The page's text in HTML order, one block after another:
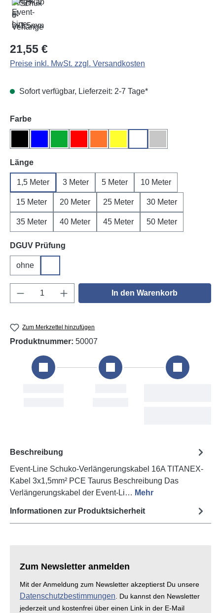
Regulärer Preis:
21,55 €
Preise inkl. MwSt. zzgl. Versandkosten
Sofort verfügbar, Lieferzeit: 2-7 Tage*
Farbeauswählen
Längeauswählen
1,5 Meter 3 Meter 5 Meter 10 Meter
15 Meter 20 Meter 25 Meter 30 Meter
35 Meter 40 Meter 45 Meter 50 Meter
DGUV Prüfung
ohne
Produkt Anzahl: Gib den gewünschten
In den Warenkorb
Zum Merkzettel hinzufügen
Produktnummer: 50007
Beschreibung
Event-Line Schuko-Verlängerungskabel 16A TITANEX-
Kabel 3x1,5mm² PCE Taurus Beschreibung Das
Verlängerungskabel der Event-Li… Mehr
Informationen zur Produktsicherheit
Zum Newsletter anmelden
Mit der Anmeldung zum Newsletter akzeptierst Du unsere
Datenschutzbestimmungen . Du kannst den Newsletter
jederzeit und kostenfrei über einen Link in der E-Mail